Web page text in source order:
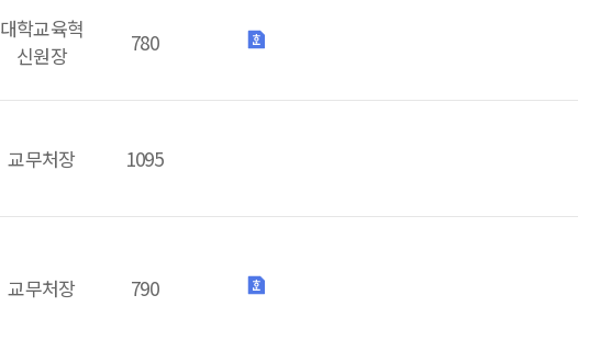
대학교육혁
신원장
780
교무처장 1095
교무처장 790